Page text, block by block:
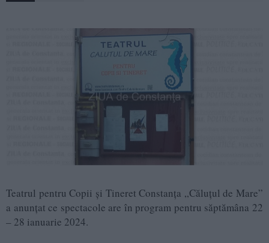
Teatrul pentru Copii și Tineret Constanța „Căluțul de Mare”
a anunțat ce spectacole are în program pentru săptămâna 22
– 28 ianuarie 2024.